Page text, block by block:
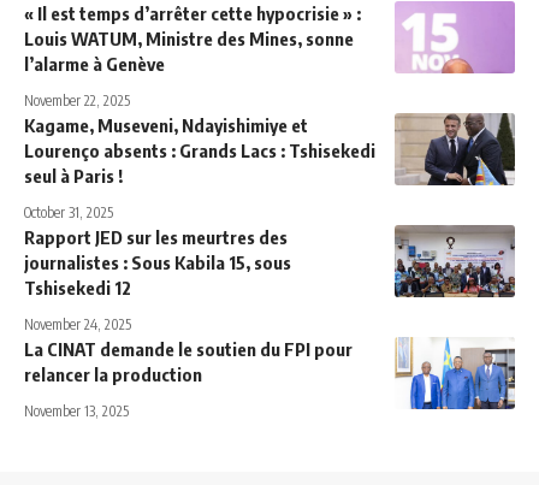
« Il est temps d’arrêter cette hypocrisie » :
Louis WATUM, Ministre des Mines, sonne
l’alarme à Genève
November 22, 2025
Kagame, Museveni, Ndayishimiye et
Lourenço absents : Grands Lacs : Tshisekedi
seul à Paris !
October 31, 2025
Rapport JED sur les meurtres des
journalistes : Sous Kabila 15, sous
Tshisekedi 12
November 24, 2025
La CINAT demande le soutien du FPI pour
relancer la production
November 13, 2025